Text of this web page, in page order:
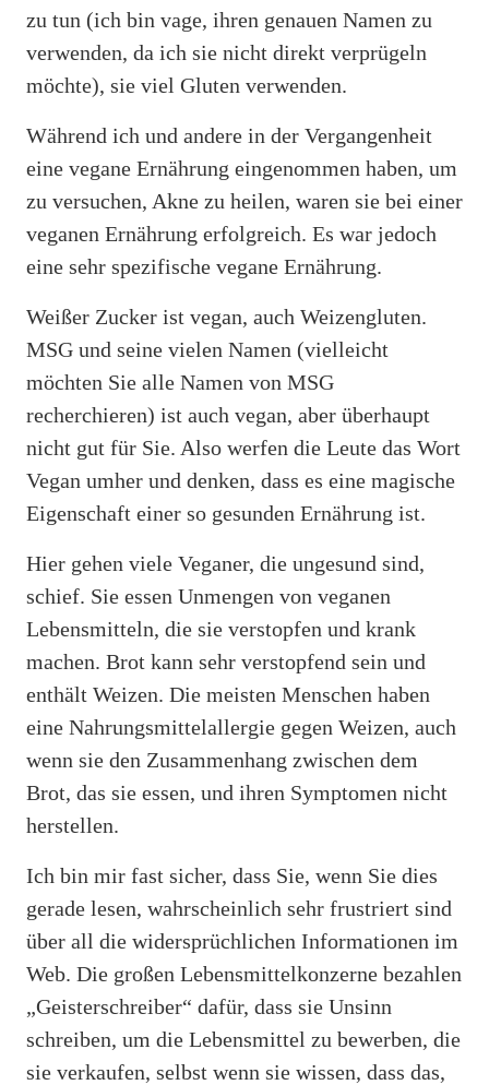
zu tun (ich bin vage, ihren genauen Namen zu
verwenden, da ich sie nicht direkt verprügeln
möchte), sie viel Gluten verwenden.
Während ich und andere in der Vergangenheit
eine vegane Ernährung eingenommen haben, um
zu versuchen, Akne zu heilen, waren sie bei einer
veganen Ernährung erfolgreich. Es war jedoch
eine sehr spezifische vegane Ernährung.
Weißer Zucker ist vegan, auch Weizengluten.
MSG und seine vielen Namen (vielleicht
möchten Sie alle Namen von MSG
recherchieren) ist auch vegan, aber überhaupt
nicht gut für Sie. Also werfen die Leute das Wort
Vegan umher und denken, dass es eine magische
Eigenschaft einer so gesunden Ernährung ist.
Hier gehen viele Veganer, die ungesund sind,
schief. Sie essen Unmengen von veganen
Lebensmitteln, die sie verstopfen und krank
machen. Brot kann sehr verstopfend sein und
enthält Weizen. Die meisten Menschen haben
eine Nahrungsmittelallergie gegen Weizen, auch
wenn sie den Zusammenhang zwischen dem
Brot, das sie essen, und ihren Symptomen nicht
herstellen.
Ich bin mir fast sicher, dass Sie, wenn Sie dies
gerade lesen, wahrscheinlich sehr frustriert sind
über all die widersprüchlichen Informationen im
Web. Die großen Lebensmittelkonzerne bezahlen
„Geisterschreiber“ dafür, dass sie Unsinn
schreiben, um die Lebensmittel zu bewerben, die
sie verkaufen, selbst wenn sie wissen, dass das,